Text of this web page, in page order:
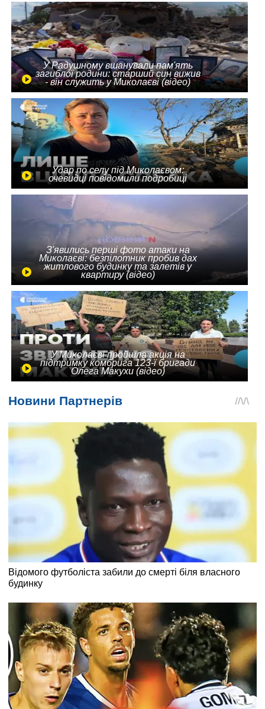
У Радушному вшанували пам'ять
загиблої родини: старший син вижив
- він служить у Миколаєві (відео)
Удар по селу під Миколаєвом:
очевидці повідомили подробиці
З'явились перші фото атаки на
Миколаєві: безпілотник пробив дах
житлового будинку та залетів у
квартиру (відео)
У Миколаєві пройшла акція на
підтримку комбрига 123-ї бригади
Олега Макухи (відео)